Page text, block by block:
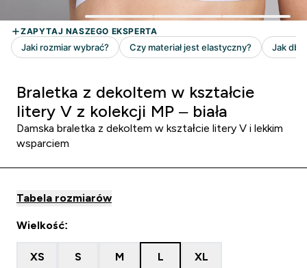
Braletka z dekoltem w kształcie
litery V z kolekcji MP – biała
Damska braletka z dekoltem w kształcie litery V i lekkim
wsparciem
Tabela rozmiarów
Wielkość:
XS S M L XL